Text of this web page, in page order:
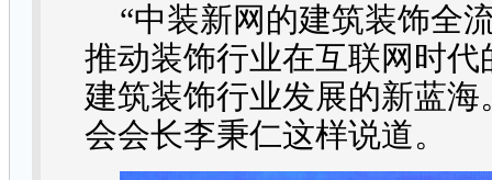
“中装新网的建筑装饰全
推动装饰行业在互联网时
建筑装饰行业发展的新蓝海
会会长李秉仁这样说道。